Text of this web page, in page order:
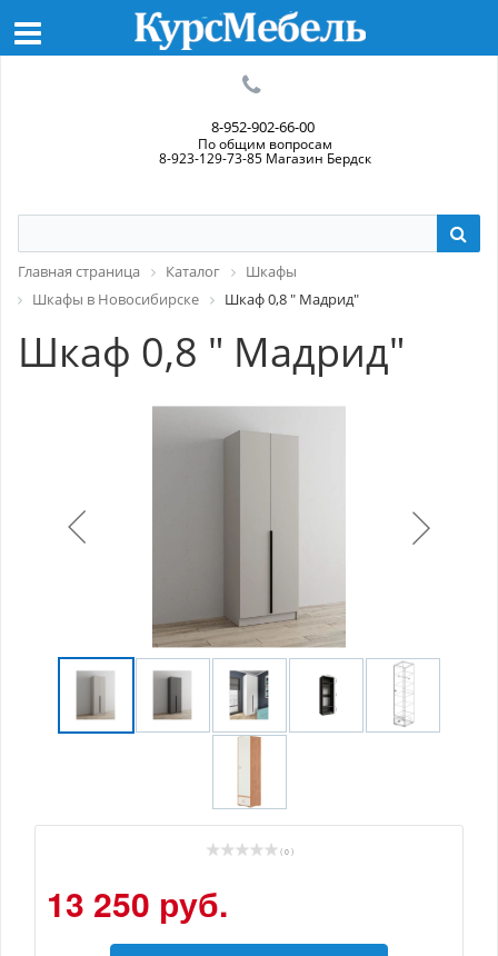
8-952-902-66-00
По общим вопросам
8-923-129-73-85 Магазин Бердск
Главная страница Каталог
Шкафы
Шкафы в Новосибирске
Шкаф 0,8 " Мадрид"
Шкаф 0,8 " Мадрид"
( 0 )
13 250 руб.